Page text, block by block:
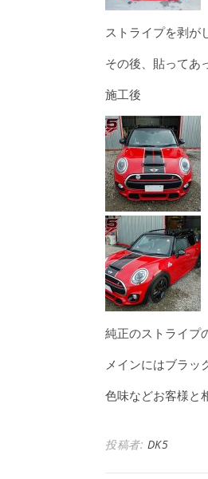
ストライプを剥が
その後、貼ってあ
施工後
純正のストライプ
メインにはブラッ
色味などお客様と
投稿者: DK5